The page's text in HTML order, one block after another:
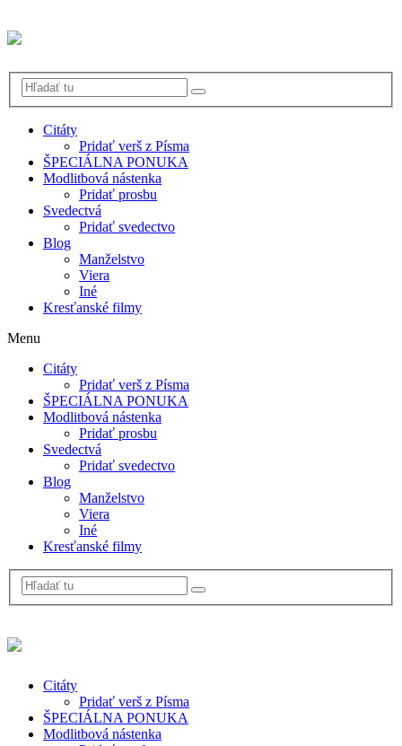
Citáty
Pridať verš z Písma
ŠPECIÁLNA PONUKA
Modlitbová nástenka
Pridať prosbu
Svedectvá
Pridať svedectvo
Blog
Manželstvo
Viera
Iné
Kresťanské filmy
Menu
Citáty
Pridať verš z Písma
ŠPECIÁLNA PONUKA
Modlitbová nástenka
Pridať prosbu
Svedectvá
Pridať svedectvo
Blog
Manželstvo
Viera
Iné
Kresťanské filmy
Citáty
Pridať verš z Písma
ŠPECIÁLNA PONUKA
Modlitbová nástenka